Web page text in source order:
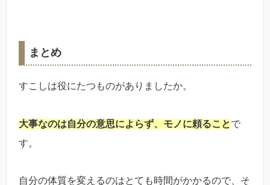
まとめ
すこしは役にたつものがありましたか。
大事なのは自分の意思によらず、モノに頼ることで
す。
自分の体質を変えるのはとても時間がかかるので、そ